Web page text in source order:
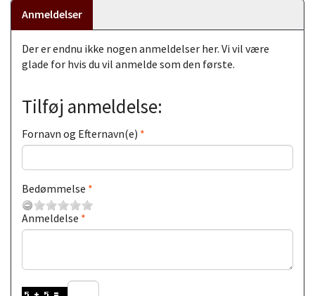
Anmeldelser
Der er endnu ikke nogen anmeldelser her. Vi vil være
glade for hvis du vil anmelde som den første.
Tilføj anmeldelse:
Fornavn og Efternavn(e)
Bedømmelse
Anmeldelse